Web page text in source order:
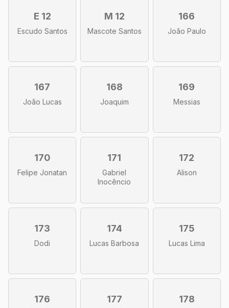
E 12
Escudo Santos
M 12
Mascote Santos
166
João Paulo
167
João Lucas
168
Joaquim
169
Messias
170
Felipe Jonatan
171
Gabriel
Inocêncio
172
Alison
173
Dodi
174
Lucas Barbosa
175
Lucas Lima
176 177 178